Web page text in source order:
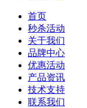
首页
秒杀活动
关于我们
品牌中心
优惠活动
产品资讯
技术支持
联系我们